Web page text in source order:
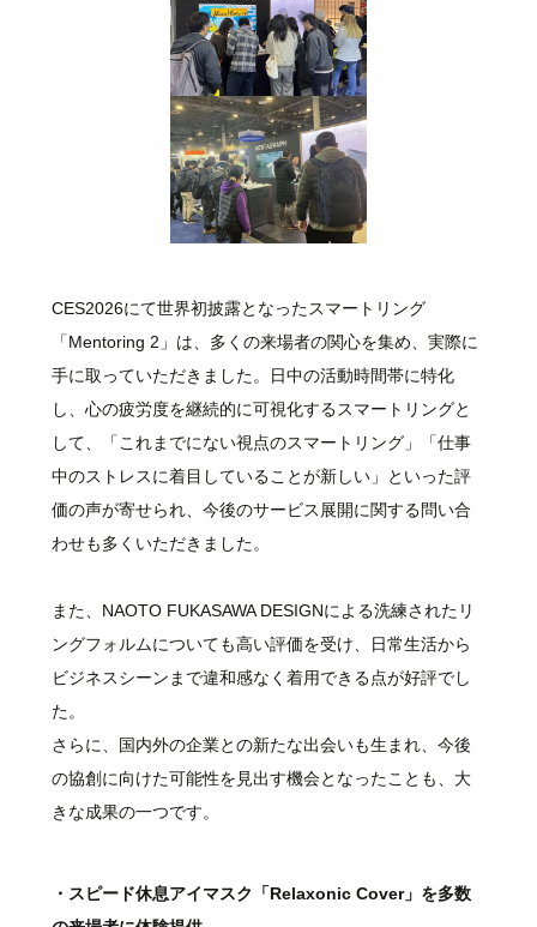
CES2026にて世界初披露となったスマートリング
「Mentoring 2」は、多くの来場者の関心を集め、実際に
手に取っていただきました。日中の活動時間帯に特化
し、心の疲労度を継続的に可視化するスマートリングと
して、「これまでにない視点のスマートリング」「仕事
中のストレスに着目していることが新しい」といった評
価の声が寄せられ、今後のサービス展開に関する問い合
わせも多くいただきました。
また、NAOTO FUKASAWA DESIGNによる洗練されたリ
ングフォルムについても高い評価を受け、日常生活から
ビジネスシーンまで違和感なく着用できる点が好評でし
た。
さらに、国内外の企業との新たな出会いも生まれ、今後
の協創に向けた可能性を見出す機会となったことも、大
きな成果の一つです。
・スピード休息アイマスク「Relaxonic Cover」を多数